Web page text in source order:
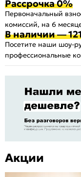
Рассрочка 0%
Первоначальный
комиссий, на 6
В наличии —
Посетите наши шоу-
профессиональные
Акции